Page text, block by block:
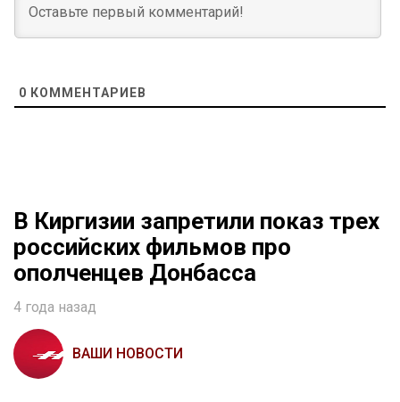
0 КОММЕНТАРИЕВ
В Киргизии запретили показ трех
российских фильмов про
ополченцев Донбасса
4 года назад
ВАШИ НОВОСТИ